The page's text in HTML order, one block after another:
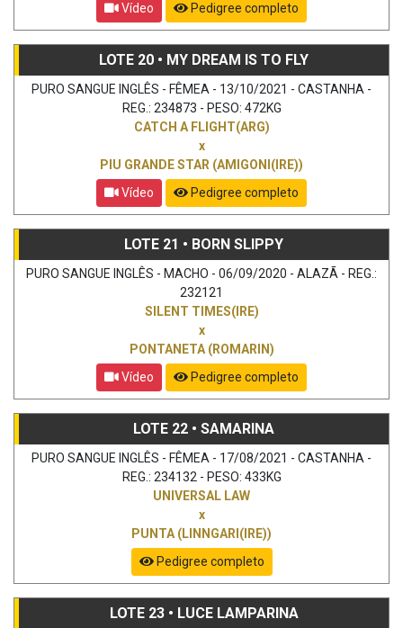
Vídeo
Pedigree completo
LOTE 20 • MY DREAM IS TO FLY
PURO SANGUE INGLÊS - FÊMEA - 13/10/2021 - CASTANHA -
REG.: 234873 - PESO: 472KG
CATCH A FLIGHT(ARG)
x
PIU GRANDE STAR (AMIGONI(IRE))
Vídeo
Pedigree completo
LOTE 21 • BORN SLIPPY
PURO SANGUE INGLÊS - MACHO - 06/09/2020 - ALAZÃ - REG.:
232121
SILENT TIMES(IRE)
x
PONTANETA (ROMARIN)
Vídeo
Pedigree completo
LOTE 22 • SAMARINA
PURO SANGUE INGLÊS - FÊMEA - 17/08/2021 - CASTANHA -
REG.: 234132 - PESO: 433KG
UNIVERSAL LAW
x
PUNTA (LINNGARI(IRE))
Pedigree completo
LOTE 23 • LUCE LAMPARINA